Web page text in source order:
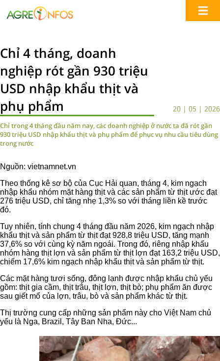
Chỉ 4 tháng, doanh
nghiệp rót gần 930 triệu
USD nhập khẩu thịt và
phụ phẩm
20 | 05 | 2026
Chỉ trong 4 tháng đầu năm nay, các doanh nghiệp ở nước ta đã rót gần
930 triệu USD nhập khẩu thịt và phụ phẩm để phục vụ nhu cầu tiêu dùng
trong nước
Nguồn: vietnamnet.vn
Theo thống kê sơ bộ của Cục Hải quan, tháng 4, kim ngạch
nhập khẩu nhóm mặt hàng thịt và các sản phẩm từ thịt ước đạt
276 triệu USD, chỉ tăng nhẹ 1,3% so với tháng liền kề trước
đó.
Tuy nhiên, tính chung 4 tháng đầu năm 2026, kim ngạch nhập
khẩu thịt và sản phẩm từ thịt đạt 928,8 triệu USD, tăng mạnh
37,6% so với cùng kỳ năm ngoái. Trong đó, riêng nhập khẩu
nhóm hàng thịt lợn và sản phẩm từ thịt lợn đạt 163,2 triệu USD,
chiếm 17,6% kim ngạch nhập khẩu thịt và sản phẩm từ thịt.
Các mặt hàng tươi sống, đông lạnh được nhập khẩu chủ yếu
gồm: thịt gia cầm, thịt trâu, thịt lợn, thịt bò; phụ phẩm ăn được
sau giết mổ của lợn, trâu, bò và sản phẩm khác từ thịt.
Thị trường cung cấp những sản phẩm này cho Việt Nam chủ
yếu là Nga, Brazil, Tây Ban Nha, Đức...